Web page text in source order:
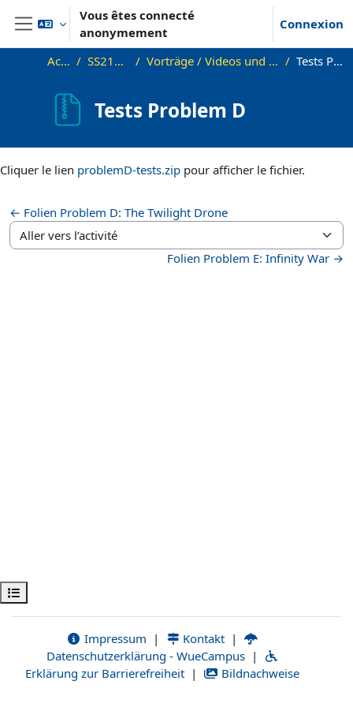
Passer au contenu principal
Panneau latéral
Vous êtes connecté
anonymement
Connexion
Ouvrir l’index du cours
Accueil SS21_Sem_PC Vorträge / Videos und weitere Materialien Tests Problem D
Tests Problem D
Cliquer le lien problemD-tests.zip pour afficher le fichier.
← Folien Problem D: The Twilight Drone
Aller vers l’activité
Folien Problem E: Infinity War →
Impressum | Kontakt |
Datenschutzerklärung - WueCampus |
Erklärung zur Barrierefreiheit | Bildnachweise